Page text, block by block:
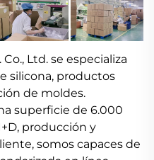
Ltd. se especializa
silicona, productos
de moldes.
superficie de 6.000
producción y
somos capaces de